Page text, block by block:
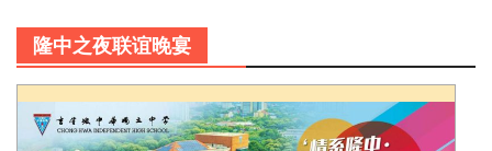
隆中之夜联谊晚宴